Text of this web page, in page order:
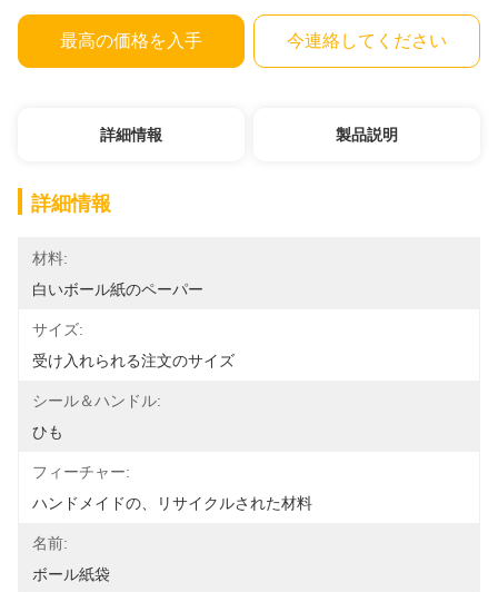
最高の価格を入手 今連絡してください
詳細情報 製品説明
詳細情報
材料:
白いボール紙のペーパー
サイズ:
受け入れられる注文のサイズ
シール＆ハンドル:
ひも
フィーチャー:
ハンドメイドの、リサイクルされた材料
名前:
ボール紙袋